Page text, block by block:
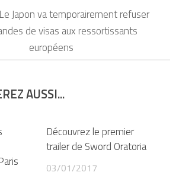
Japon va temporairement refuser
de visas aux ressortissants
européens
AUSSI...
Découvrez le premier
trailer de Sword Oratoria
03/01/2017